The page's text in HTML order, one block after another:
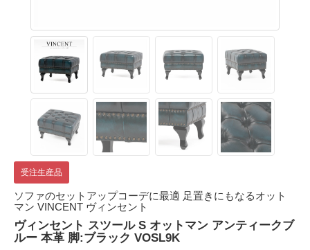
受注生産品
ソファのセットアップコーデに最適 足置きにもなるオット
マン VINCENT ヴィンセント
ヴィンセント スツール S オットマン アンティークブ
ルー 本革 脚:ブラック VOSL9K